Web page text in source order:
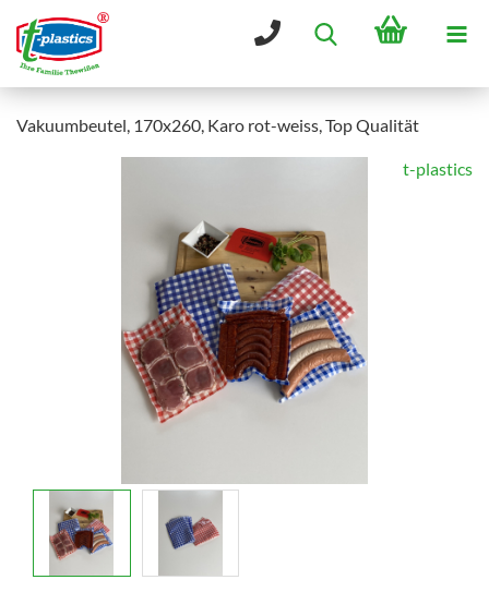
Vakuumbeutel, 170x260, Karo rot-weiss, Top Qualität
t-plastics